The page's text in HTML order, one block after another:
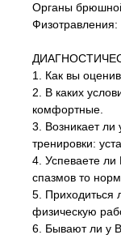
Органы
Физотравления:
1. Как вы
2. В каких
комфортные.
3. Возникает ли
тренировки:
4. Успеваете ли
спазмов то
5. Приходиться
физическую
6. Бывают ли у